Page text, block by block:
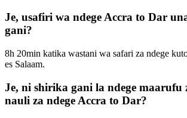
Je, usafiri wa ndege Accra to Dar
gani?
8h 20min katika wastani wa safari za ndege
es Salaam.
Je, ni shirika gani la ndege maarufu
nauli za ndege Accra to Dar?